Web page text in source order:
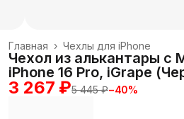
Чехлы для iPhone
Главная ›
Чехол из алькантары с
iPhone 16 Pro, iGrape
3 267 ₽5 445 ₽−40%